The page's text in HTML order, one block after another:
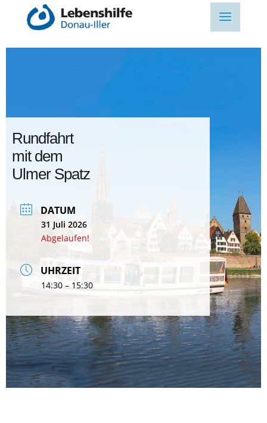
Rundfahrt
mit dem
Ulmer Spatz
DATUM
31 Juli 2026
Abgelaufen!
UHRZEIT
14:30 – 15:30